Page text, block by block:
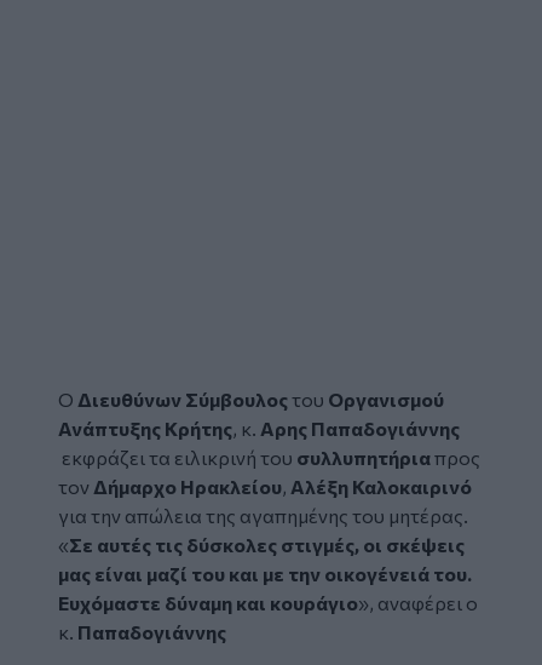
Ο Διευθύνων Σύμβουλοςτου Οργανισμού
Ανάπτυξης Κρήτης, κ. Αρης Παπαδογιάννης
εκφράζει τα ειλικρινή του συλλυπητήριαπρος
τον Δήμαρχο Ηρακλείου, Αλέξη Καλοκαιρινό
για την απώλεια της αγαπημένης του μητέρας.
«Σε αυτές τις δύσκολες στιγμές, οι σκέψεις
μας είναι μαζί του και με την οικογένειά του.
Ευχόμαστε δύναμη και κουράγιο», αναφέρει ο
κ. Παπαδογιάννης